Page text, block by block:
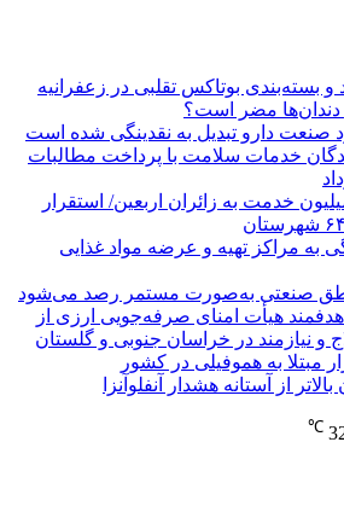
بسته‌بندی بوتاکس تقلبی در زعفرانیه
دندان‌ها مضر است؟
خدمات سلامت با پرداخت مطالبات
بیش از ۱.۷ میلیون خدمت به زائران اربعین/ استقرار
به مراکز تهیه و عرضه مواد غذایی
صنعتی به‌صورت مستمر رصد می‌شود
هیأت امنای صرفه‌جویی ارزی از
و نیازمند در خراسان جنوبی و گلستان
از آستانه هشدار آنفلوآنزا
℃